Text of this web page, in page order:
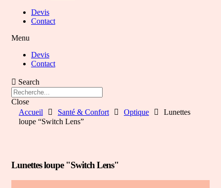
Devis
Contact
Menu
Devis
Contact
Search
Close
Accueil
Santé & Confort Optique
Lunettes
loupe “Switch Lens”
Lunettes loupe "Switch Lens"